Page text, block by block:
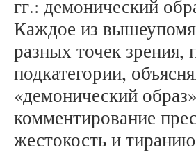
гг.: демонический
Каждое из
разных точек
подкатегории,
«демонический
комментирование
жестокость и